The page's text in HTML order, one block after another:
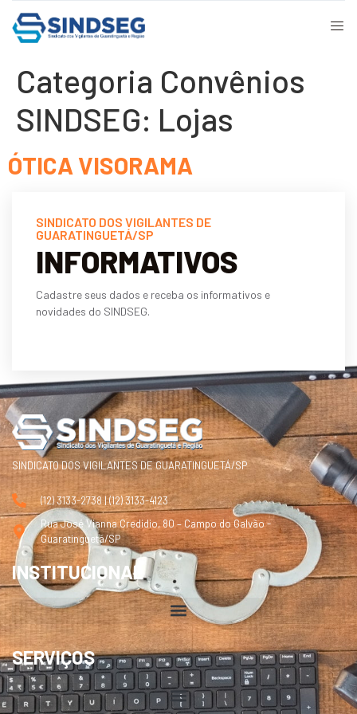
Categoria Convênios
SINDSEG: Lojas
ÓTICA VISORAMA
SINDICATO DOS VIGILANTES DE
GUARATINGUETÁ/SP
INFORMATIVOS
Cadastre seus dados e receba os informativos e
novidades do SINDSEG.
SINDICATO DOS VIGILANTES DE GUARATINGUETÁ/SP
(12) 3133-2738 | (12) 3133-4123
Rua José Vianna Credidio, 80 – Campo do Galvão -
Guaratinguetá/SP
INSTITUCIONAL
SERVIÇOS